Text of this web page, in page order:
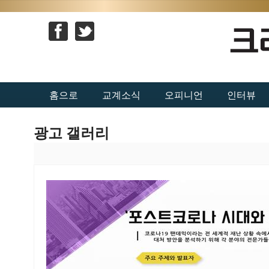
홈으로 교계소식 오피니언 인터뷰
광고 갤러리